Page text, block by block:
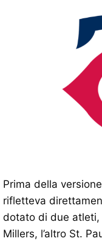
Prima della
rifletteva
dotato di due atleti,
Millers, l’altro St.